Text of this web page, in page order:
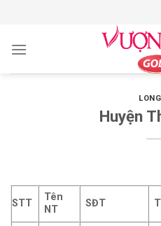
content
Huyện
STT
Tên
NT
SĐT